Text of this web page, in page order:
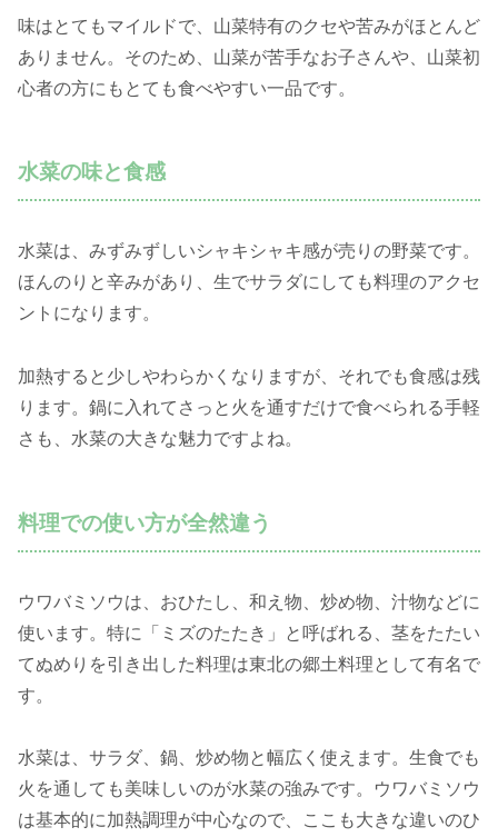
味はとてもマイルドで、山菜特有のクセや苦みがほとんど
ありません。そのため、山菜が苦手なお子さんや、山菜初
心者の方にもとても食べやすい一品です。
水菜の味と食感
水菜は、みずみずしいシャキシャキ感が売りの野菜です。
ほんのりと辛みがあり、生でサラダにしても料理のアクセ
ントになります。
加熱すると少しやわらかくなりますが、それでも食感は残
ります。鍋に入れてさっと火を通すだけで食べられる手軽
さも、水菜の大きな魅力ですよね。
料理での使い方が全然違う
ウワバミソウは、おひたし、和え物、炒め物、汁物などに
使います。特に「ミズのたたき」と呼ばれる、茎をたたい
てぬめりを引き出した料理は東北の郷土料理として有名で
す。
水菜は、サラダ、鍋、炒め物と幅広く使えます。生食でも
火を通しても美味しいのが水菜の強みです。ウワバミソウ
は基本的に加熱調理が中心なので、ここも大きな違いのひ